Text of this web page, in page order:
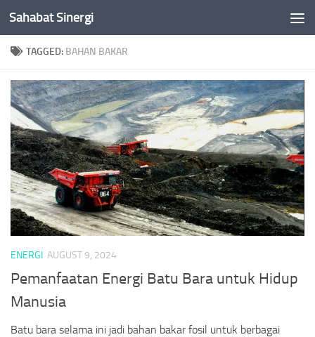
Skip to content
Sahabat Sinergi
TAGGED: BAHAN BAKAR
ENERGI AUGUST 9, 2024
Pemanfaatan Energi Batu Bara untuk Hidup
Manusia
Batu bara selama ini jadi bahan bakar fosil untuk berbagai